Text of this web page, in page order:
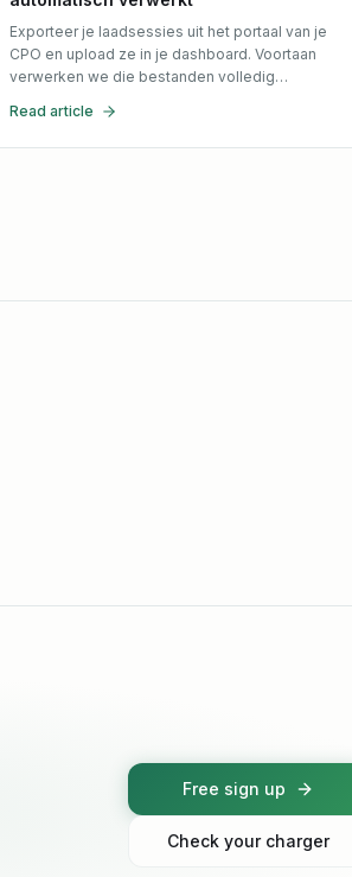
Exporteer je laadsessies uit het portaal van je
CPO en upload ze in je dashboard. Voortaan
verwerken we die bestanden volledig
ontdubbeld, zonder wachten op handmatige
controle.
Read article
Free sign up
Check your charger